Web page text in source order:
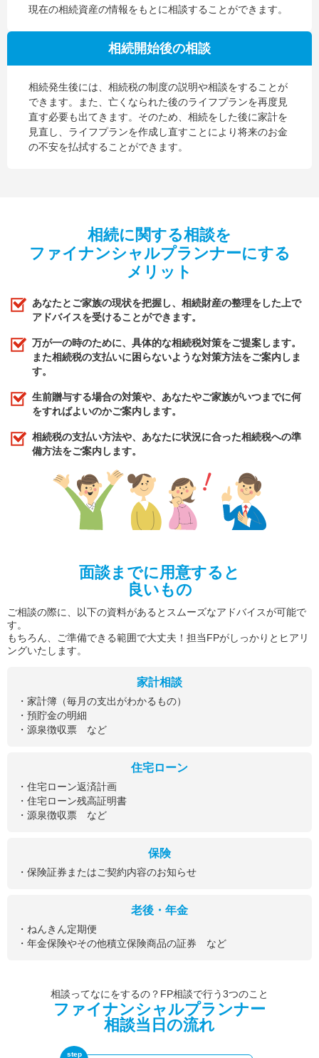
現在の相続資産の情報をもとに相談することができます。
相続開始後の相談
相続発生後には、相続税の制度の説明や相談をすることが
できます。また、亡くなられた後のライフプランを再度見
直す必要も出てきます。そのため、相続をした後に家計を
見直し、ライフプランを作成し直すことにより将来のお金
の不安を払拭することができます。
相続に関する相談を
ファイナンシャルプランナーにする
メリット
あなたとご家族の現状を把握し、相続財産の整理をした上で
アドバイスを受けることができます。
万が一の時のために、具体的な相続税対策をご提案します。
また相続税の支払いに困らないような対策方法をご案内しま
す。
生前贈与する場合の対策や、あなたやご家族がいつまでに何
をすればよいのかご案内します。
相続税の支払い方法や、あなたに状況に合った相続税への準
備方法をご案内します。
面談までに用意すると
良いもの
ご相談の際に、以下の資料があるとスムーズなアドバイスが可能で
す。
もちろん、ご準備できる範囲で大丈夫！担当FPがしっかりとヒアリ
ングいたします。
家計相談
・家計簿（毎月の支出がわかるもの）
・預貯金の明細
・源泉徴収票 など
住宅ローン
・住宅ローン返済計画
・住宅ローン残高証明書
・源泉徴収票 など
保険
・保険証券またはご契約内容のお知らせ
老後・年金
・ねんきん定期便
・年金保険やその他積立保険商品の証券 など
相談ってなにをするの？FP相談で行う3つのこと
ファイナンシャルプランナー
相談当日の流れ
step